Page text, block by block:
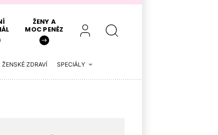
ŽENY A
MOC PENĚZ
ŽENSKÉ ZDRAVÍ SPECIÁLY